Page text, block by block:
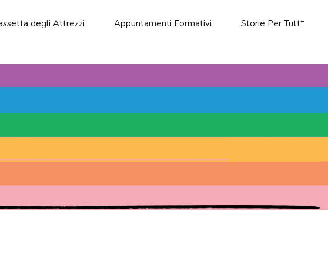
degli Attrezzi Appuntamenti Formativi Storie Per Tutt*